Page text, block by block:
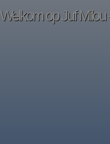
Welkom op Juf Milou